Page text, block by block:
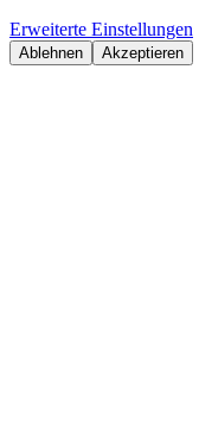
Erweiterte Einstellungen
Ablehnen Akzeptieren